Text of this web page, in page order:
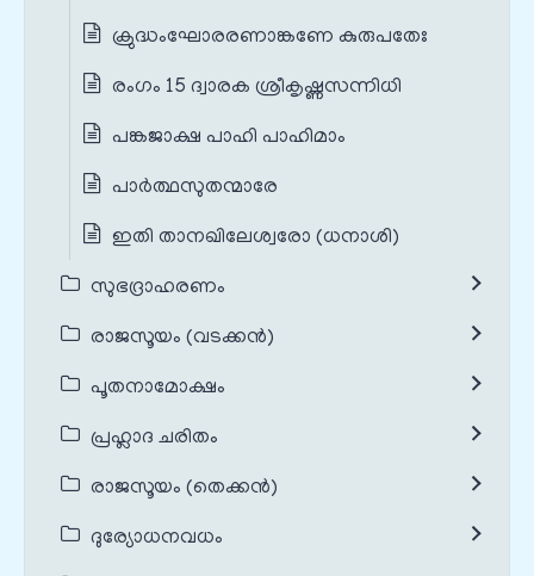
ക്രുദ്ധംഘോരരണാങ്കണേ കുരുപതേഃ
രംഗം 15 ദ്വാരക ശ്രീകൃഷ്ണസന്നിധി
പങ്കജാക്ഷ പാഹി പാഹിമാം
പാർത്ഥസുതന്മാരേ
ഇതി താനഖിലേശ്വരോ (ധനാശി)
സുഭദ്രാഹരണം
രാജസൂയം (വടക്കൻ)
പൂതനാമോക്ഷം
പ്രഹ്ലാദ ചരിതം
രാജസൂയം (തെക്കൻ)
ദുര്യോധനവധം